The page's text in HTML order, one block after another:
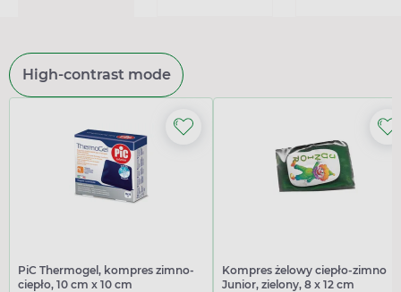
High-contrast mode
PiC Thermogel, kompres zimno-
ciepło, 10 cm x 10 cm
Kompres żelowy ciepło-zimno
Junior, zielony, 8 x 12 cm